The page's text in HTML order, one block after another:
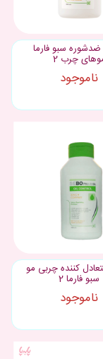
سبو فارما
چرب 2
ناموجود
کننده چربی مو
سبو فارما 2
ناموجود